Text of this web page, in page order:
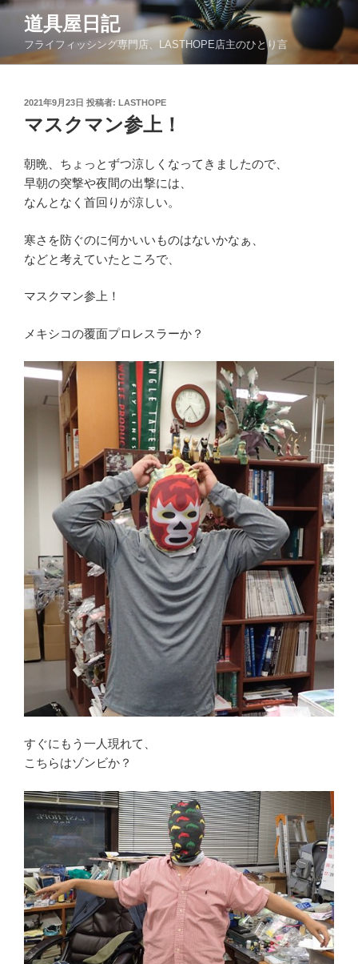
コ
ン
道具屋日記
フライフィッシング専門店、LASTHOPE店主のひとり言
投
稿
日:
2021年9月23日 投稿者: LASTHOPE
マスクマン参上！
朝晩、ちょっとずつ涼しくなってきましたので、
早朝の突撃や夜間の出撃には、
なんとなく首回りが涼しい。
寒さを防ぐのに何かいいものはないかなぁ、
などと考えていたところで、
マスクマン参上！
メキシコの覆面プロレスラーか？
すぐにもう一人現れて、
こちらはゾンビか？